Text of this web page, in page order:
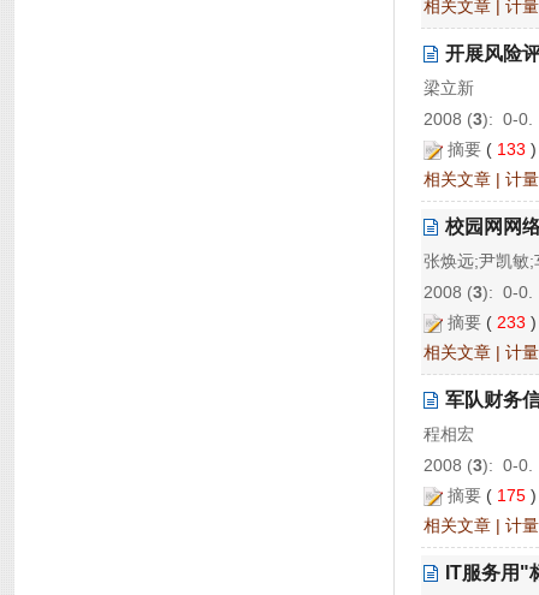
相关文章 | 计
开展风险
梁立新
2008 (3): 0-0.
摘要 ( 133
相关文章 | 计
校园网网
张焕远;尹凯敏;
2008 (3): 0-0.
摘要 ( 233
相关文章 | 计
军队财务
程相宏
2008 (3): 0-0.
摘要 ( 175
相关文章 | 计
IT服务用"